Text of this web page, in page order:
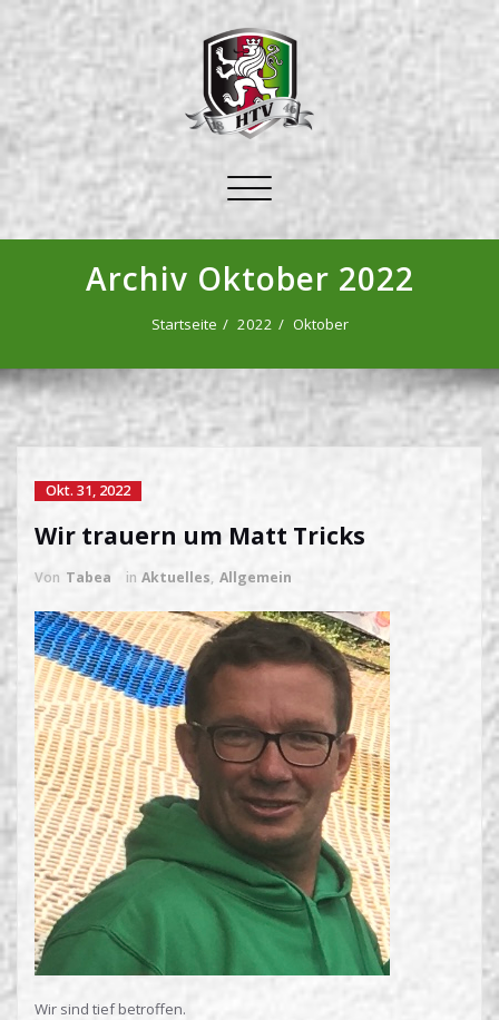
Schalte
Archiv Oktober 2022
Startseite 2022 Oktober
Okt. 31, 2022
Wir trauern um Matt Tricks
Von Tabea in Aktuelles, Allgemein
Wir sind tief betroffen.